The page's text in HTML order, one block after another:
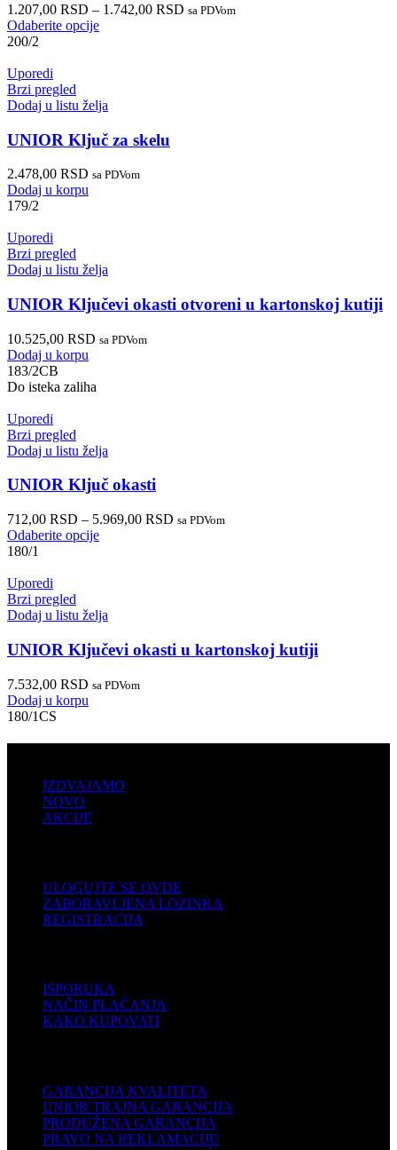
1.207,00 RSD – 1.742,00 RSD sa PDVom
Odaberite opcije
200/2
Uporedi
Brzi pregled
Dodaj u listu želja
UNIOR Ključ za skelu
2.478,00 RSD sa PDVom
Dodaj u korpu
179/2
Uporedi
Brzi pregled
Dodaj u listu želja
UNIOR Ključevi okasti otvoreni u kartonskoj kutiji
10.525,00 RSD sa PDVom
Dodaj u korpu
183/2CB
Do isteka zaliha
Uporedi
Brzi pregled
Dodaj u listu želja
UNIOR Ključ okasti
712,00 RSD – 5.969,00 RSD sa PDVom
Odaberite opcije
180/1
Uporedi
Brzi pregled
Dodaj u listu želja
UNIOR Ključevi okasti u kartonskoj kutiji
7.532,00 RSD sa PDVom
Dodaj u korpu
180/1CS
IZDVAJAMO
NOVO
AKCIJE
ULOGUJTE SE OVDE
ZABORAVLJENA LOZINKA
REGISTRACIJA
ISPORUKA
NAČIN PLAĆANJA
KAKO KUPOVATI
GARANCIJA KVALITETA
UNIOR TRAJNA GARANCIJA
PRODUŽENA GARANCIJA
PRAVO NA REKLAMACIJU